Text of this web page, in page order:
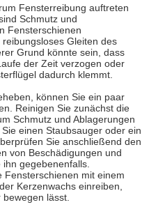
Fensterreibung auftreten
Schmutz und
Fensterschienen
Gleiten des
Grund könnte sein, dass
der Zeit verzogen oder
dadurch klemmt.
können Sie ein paar
Reinigen Sie zunächst die
Schmutz und Ablagerungen
einen Staubsauger oder ein
Sie anschließend den
von Beschädigungen und
gegebenenfalls.
Fensterschienen mit einem
Kerzenwachs einreiben,
lässt.